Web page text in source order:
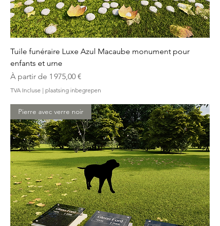
Tuile funéraire Luxe Azul Macaube monument pour
enfants et urne
À partir de 1 975,00 €
Prix promotionnel
TVA Incluse | plaatsing inbegrepen
Pierre avec verre noir